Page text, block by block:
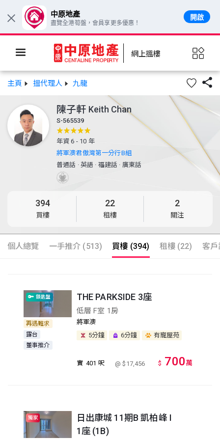
網上搵樓
主頁 搵代理人 九龍 
陳子軒 Keith Chan
S-565539
年資 6 - 10 年
將軍澳君傲灣第一分行B組
普通話 ·英語 · 福建話 · 廣東話
394
買樓
22
租樓
2
關注
個人總覽 一手推介 (513) 買樓 (394) 租樓 (22) 客
鎖匙盤
再遇難求
露台
董事推介
THE PARKSIDE 3座
低層 F室 1房
將軍澳
5分鐘
6分鐘 有寵屋苑
實 401 呎 @ $17,456 $ 700萬
獨家
日出康城 11期B 凱柏峰 I
1座 (1B)
× 中原地產
盡覽全港筍盤，會員享更多優惠！
開啟